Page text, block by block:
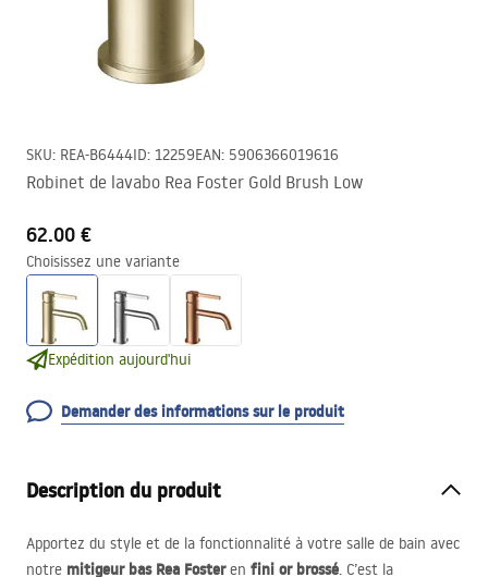
SKU: REA-B6444ID: 12259EAN: 5906366019616
Robinet de lavabo Rea Foster Gold Brush Low
62.00 €
Choisissez une variante
Expédition aujourd'hui
Demander des informations sur le produit
Description du produit
Apportez du style et de la fonctionnalité à votre salle de bain avec
notre mitigeur bas Rea Fosteren fini or brossé. C’est la